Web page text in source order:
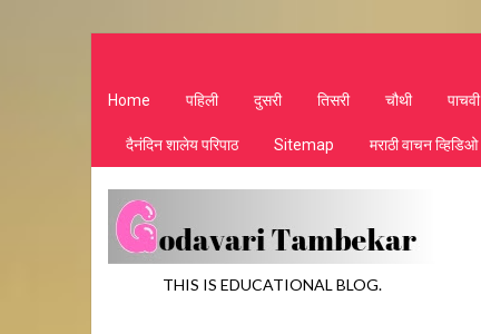
Home पहिली दुसरी तिसरी चौथी पाचवी
दैनंदिन शालेय परिपाठ Sitemap मराठी वाचन व्हिडिओ
THIS IS EDUCATIONAL BLOG.